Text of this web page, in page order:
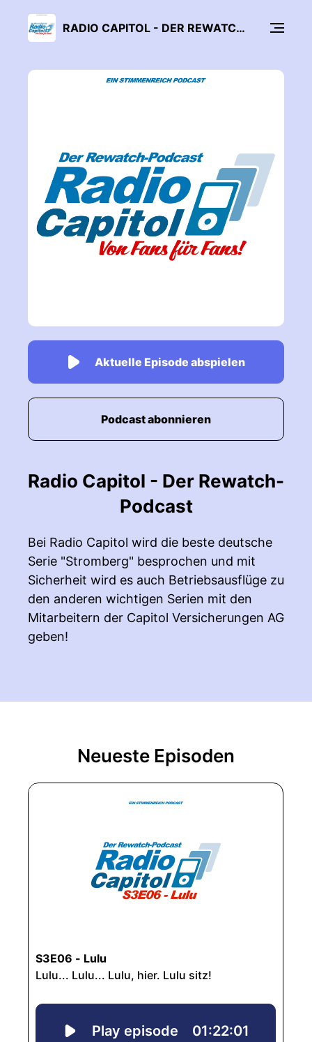
RADIO CAPITOL - DER REWATCH-PODCAST
Radio Capitol - Der Rewatch-
Podcast
Bei Radio Capitol wird die beste deutsche
Serie "Stromberg" besprochen und mit
Sicherheit wird es auch Betriebsausflüge zu
den anderen wichtigen Serien mit den
Mitarbeitern der Capitol Versicherungen AG
geben!
Aktuelle Episode abspielen
Podcast abonnieren
Neueste Episoden